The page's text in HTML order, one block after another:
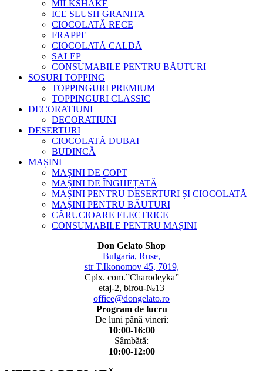
MILKSHAKE
ICE SLUSH GRANITA
CIOCOLATĂ RECE
FRAPPE
CIOCOLATĂ CALDĂ
SALEP
CONSUMABILE PENTRU BĂUTURI
SOSURI TOPPING
TOPPINGURI PREMIUM
TOPPINGURI CLASSIC
DECORATIUNI
DECORATIUNI
DESERTURI
CIOCOLATĂ DUBAI
BUDINCĂ
MAȘINI
MAȘINI DE COPT
MAȘINI DE ÎNGHEȚATĂ
MAȘINI PENTRU DESERTURI ȘI CIOCOLATĂ
MAȘINI PENTRU BĂUTURI
CĂRUCIOARE ELECTRICE
CONSUMABILE PENTRU MAȘINI
Don Gelato Shop
Bulgaria, Ruse,
str T.Ikonomov 45, 7019,
Cplx. com.”Charodeyka”
etaj-2, birou-№13
office@dongelato.ro
Program de lucru
De luni până vineri:
10:00-16:00
Sâmbătă:
10:00-12:00